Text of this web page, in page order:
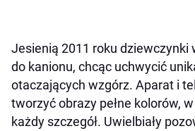
Jesienią 2011 roku dziewczynki
do kanionu, chcąc uchwycić
otaczających wzgórz. Aparat i
tworzyć obrazy pełne kolorów,
każdy szczegół. Uwielbiały